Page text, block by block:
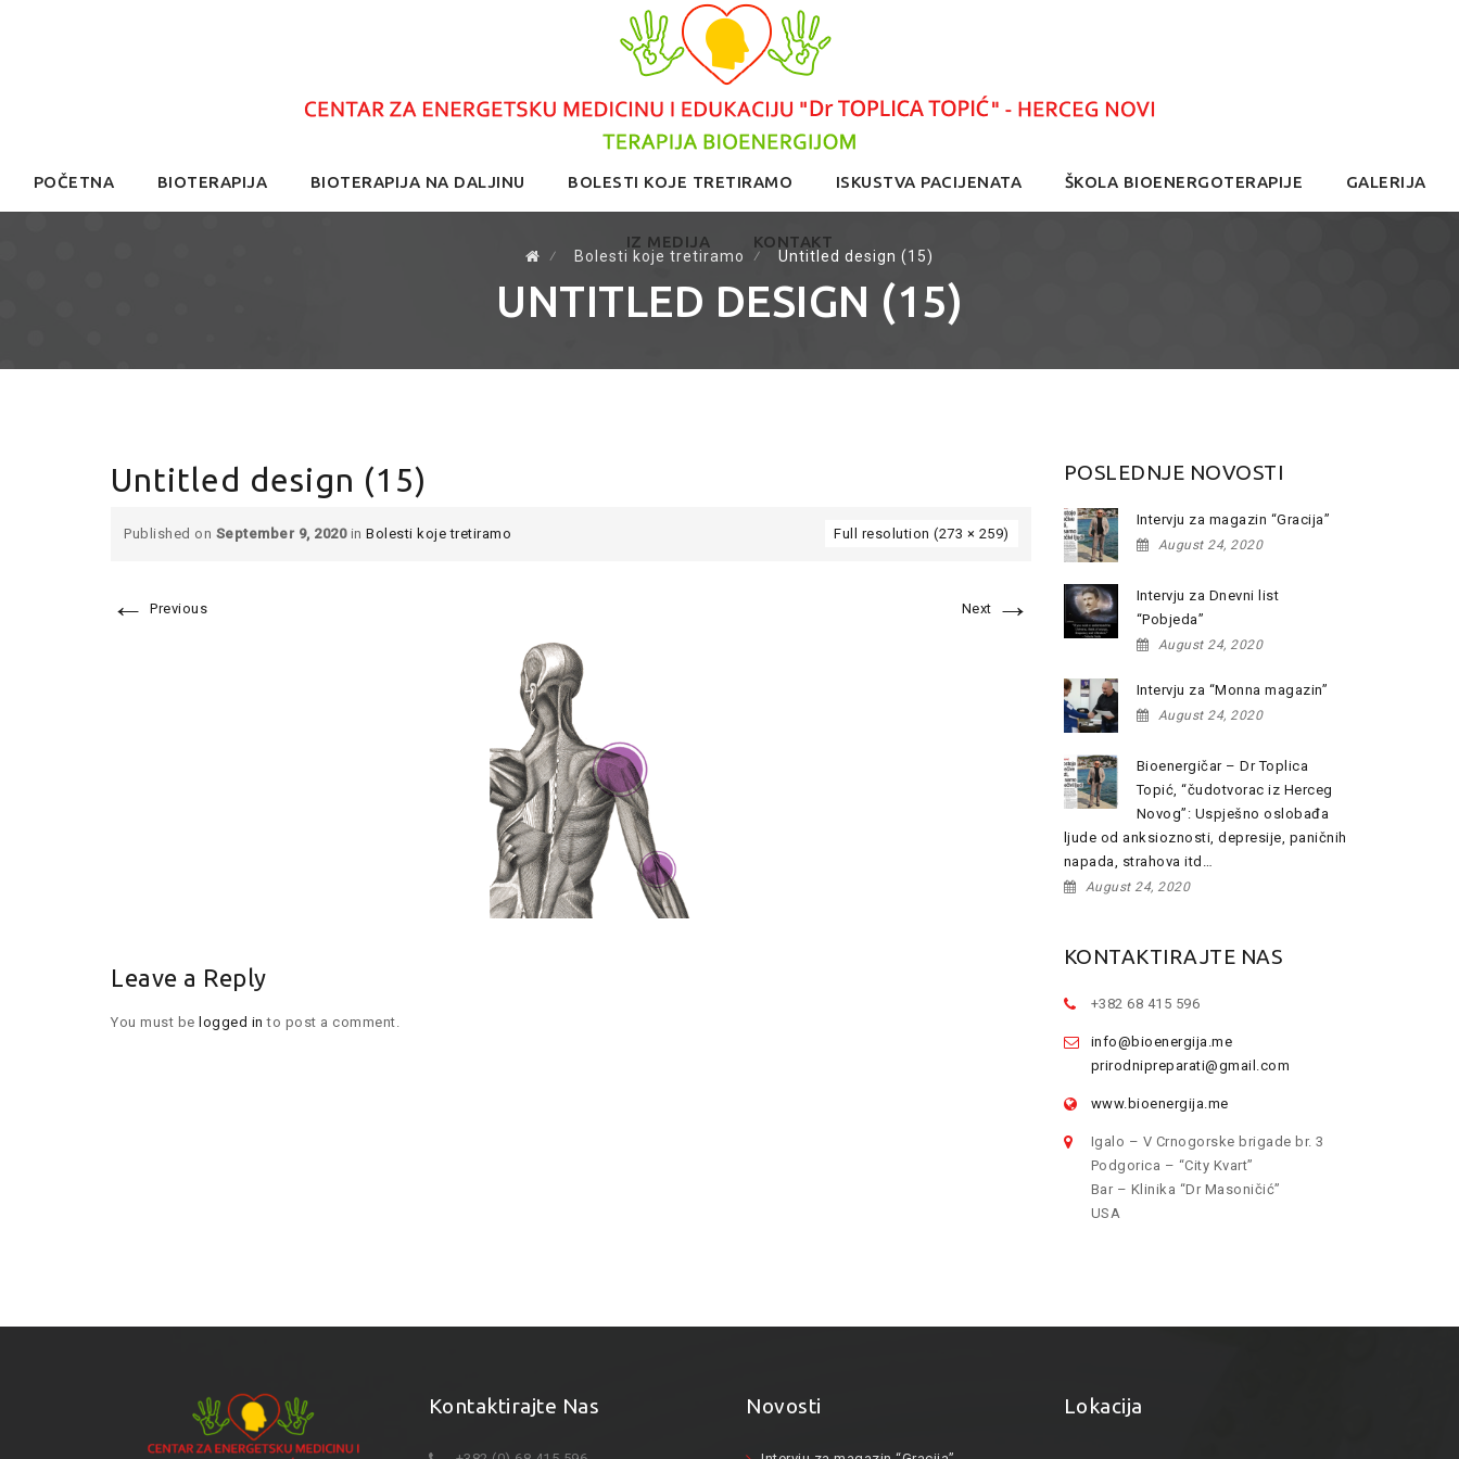
content
POČETNA BIOTERAPIJA BIOTERAPIJA NA DALJINU BOLESTI KOJE TRETIRAMO ISKUSTVA PACIJENATA ŠKOLA BIOENERGOTERAPIJE GALERIJA
IZ MEDIJA KONTAKT
⁄ Bolesti koje tretiramo ⁄ Untitled design (15)
UNTITLED DESIGN (15)
Untitled design (15)
Published on September 9, 2020in Bolesti koje tretiramo Full resolution (273 × 259)
← Previous Next →
Leave a Reply
You must be logged in to post a comment.
POSLEDNJE NOVOSTI
Intervju za magazin “Gracija”
August 24, 2020
Intervju za Dnevni list
“Pobjeda”
August 24, 2020
Intervju za “Monna magazin”
August 24, 2020
Bioenergičar – Dr Toplica
Topić, “čudotvorac iz Herceg
Novog”: Uspješno oslobađa
ljude od anksioznosti, depresije, paničnih
napada, strahova itd…
August 24, 2020
KONTAKTIRAJTE NAS
+382 68 415 596
info@bioenergija.me
prirodnipreparati@gmail.com
www.bioenergija.me
Igalo – V Crnogorske brigade br. 3
Podgorica – “City Kvart”
Bar – Klinika “Dr Masoničić”
USA
Kontaktirajte Nas Novosti Lokacija